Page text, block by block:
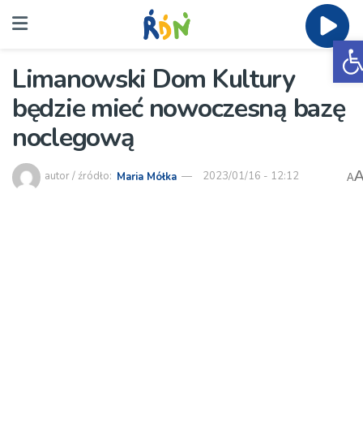
Limanowski Dom Kultury
będzie mieć nowoczesną bazę
noclegową
autor / źródło: Maria Mółka 2023/01/16 - 12:12 A